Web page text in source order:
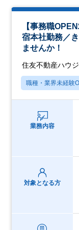
【事務職
宿本社勤務／
ませんか！
住友不動産ハウ
職種・業界未経験
業務内容
対象となる方